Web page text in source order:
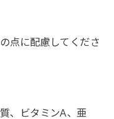
点に配慮してくださ
、ビタミンA、亜